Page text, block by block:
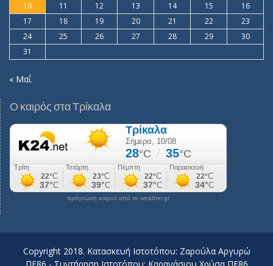
10
11 12 13 14 15
16
17
18 19 20 21 22
23
24
25 26 27 28 29
30
31
« Μαΐ
Ο καιρός στα Τρίκαλα
πρόγνωση καιρού από το weather.gr
Copyright 2018. Κατασκευή Ιστοτόπου: Ζαρούλα Αργυρώ